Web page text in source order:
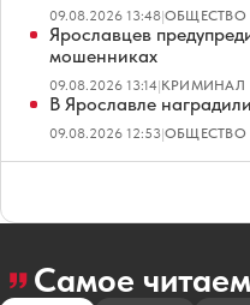
09.08.2026 13:48|ОБЩЕСТВО
Ярославцев
мошенниках
09.08.2026 13:14|КРИМИНАЛ
В Ярославле
09.08.2026 12:53|ОБЩЕСТВО
Самое